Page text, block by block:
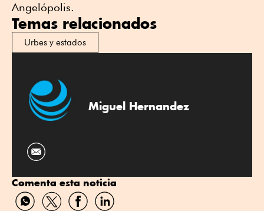
Angelópolis.
Temas relacionados
Urbes y estados
Miguel Hernandez
Comenta esta noticia
CompartirCompartirCompartirCompartir